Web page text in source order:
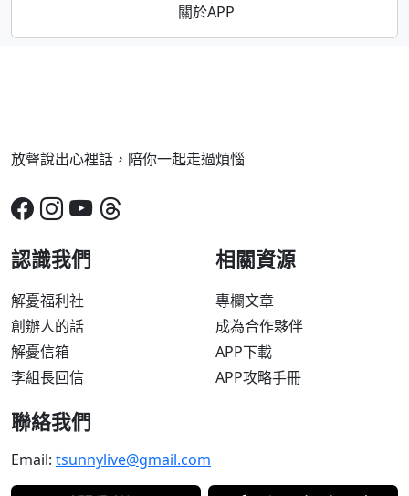
關於APP
放聲說出心裡話，陪你一起走過煩惱
認識我們
解憂福利社
創辦人的話
解憂信箱
李組長回信
相關資源
專欄文章
成為合作夥伴
APP下載
APP攻略手冊
聯絡我們
Email: tsunnylive@gmail.com